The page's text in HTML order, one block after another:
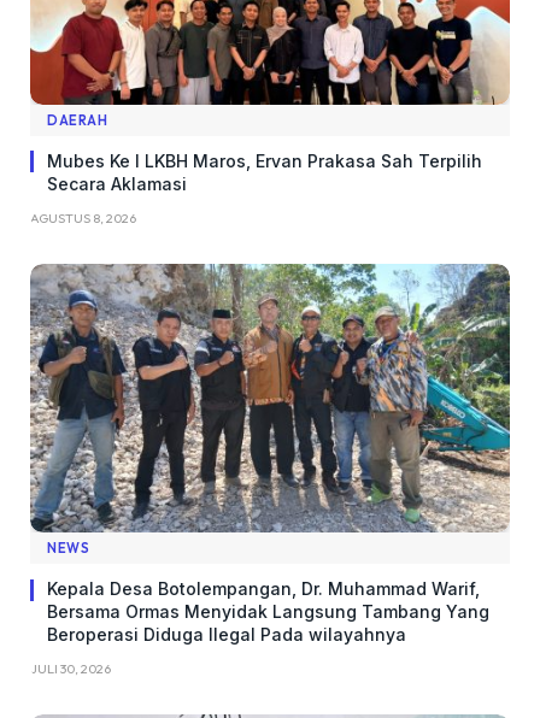
DAERAH
Mubes Ke I LKBH Maros, Ervan Prakasa Sah Terpilih
Secara Aklamasi
AGUSTUS 8, 2026
NEWS
Kepala Desa Botolempangan, Dr. Muhammad Warif,
Bersama Ormas Menyidak Langsung Tambang Yang
Beroperasi Diduga Ilegal Pada wilayahnya
JULI 30, 2026